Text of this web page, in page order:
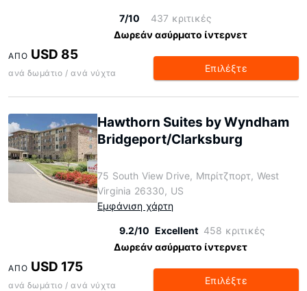
7/10
437 κριτικές
Δωρεάν ασύρματο ίντερνετ
ΑΠΌ USD 85
ανά δωμάτιο / ανά νύχτα Επιλέξτε
Hawthorn Suites by Wyndham
Bridgeport/Clarksburg
75 South View Drive, Μπρίτζπορτ, West
Virginia 26330, US
Εμφάνιση χάρτη
9.2/10 Excellent 458 κριτικές
Δωρεάν ασύρματο ίντερνετ
ΑΠΌ USD 175
ανά δωμάτιο / ανά νύχτα Επιλέξτε